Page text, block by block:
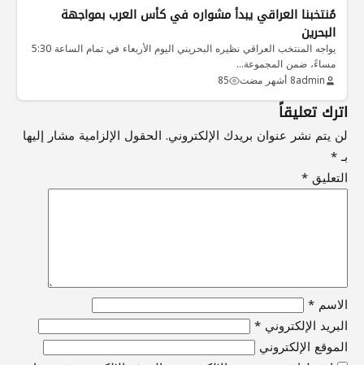
مُنتخبنا العراقي يبدأ مشواره في كأس العرب بمواجهة
البحرين
يواجه المنتخب العراقي نظيره البحريني اليوم الأربعاء في تمام الساعة 5:30
مساءً، ضمن المجموعة…
admin8 أشهر مضت 85
اترك تعليقاً
لن يتم نشر عنوان بريدك الإلكتروني. الحقول الإلزامية مشار إليها
بـ*
التعليق*
الاسم *
البريد الإلكتروني *
الموقع الإلكتروني